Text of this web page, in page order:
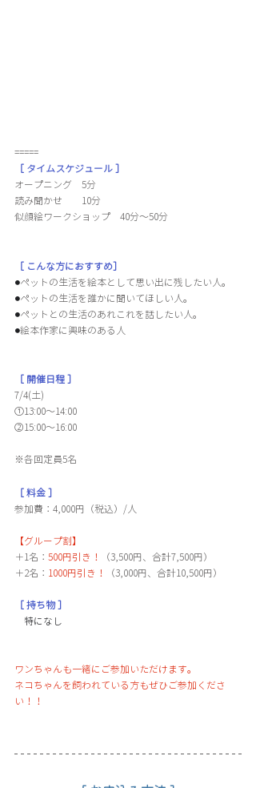
=====
［ タイムスケジュール ］
オープニング　5分
読み聞かせ　　10分
似顔絵ワークショップ　40分～50分
［ こんな方におすすめ］
⚫︎ペットの生活を絵本として思い出に残したい人。
⚫︎ペットの生活を誰かに聞いてほしい人。
⚫︎ペットとの生活のあれこれを話したい人。
⚫︎絵本作家に興味のある人
［ 開催日程 ］
7/4(土)
①13:00～14:00
➁15:00～16:00
※各回定員5名
［ 料金 ］
参加費：4,000円（税込）/人
【グループ割】
＋1名： 500円引き！
（3,500円、合計7,500円）
＋2名： 1000円引き！ （3,000円、合計10,500円）
［ 持ち物 ］
特になし
ワンちゃんも一緒にご参加いただけます。
ネコちゃんを飼われている方もぜひご参加くださ
い！！